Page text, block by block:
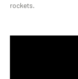
rockets.